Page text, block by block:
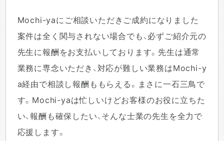
Mochi-yaにご相談いただきご成約になりました
案件は全く関与されない場合でも、必ずご紹介元の
先生に報酬をお支払いしております。先生は通常
業務に専念いただき、対応が難しい業務はMochi-y
a経由で相談し報酬ももらえる。まさに一石三鳥で
す。Mochi-yaは忙しいけどお客様のお役に立ちた
い、報酬も確保したい、そんな士業の先生を全力で
応援します。